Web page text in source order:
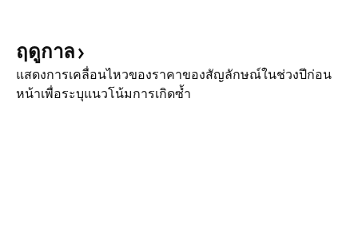
ฤดูกาล
แสดงการเคลื่อนไหวของราคาของสัญลักษณ์ในช่วงปีก่อน
หน้าเพื่อระบุแนวโน้มการเกิดซ้ำ